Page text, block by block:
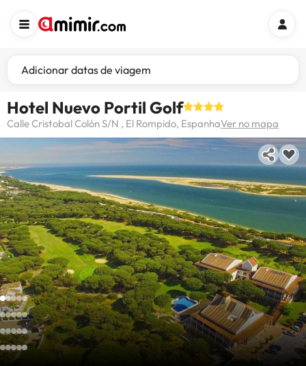
Adicionar datas de viagem
Hotel Nuevo Portil Golf
Calle Cristobal Colón S/N , El Rompido, EspanhaVer no mapa